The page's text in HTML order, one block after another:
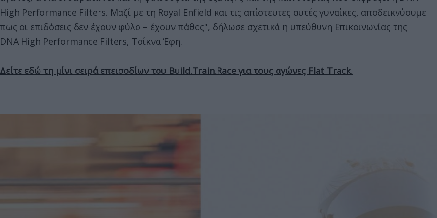
High Performance Filters. Μαζί με τη Royal Enfield και τις απίστευτες αυτές γυναίκες, αποδεικνύουμε
πως οι επιδόσεις δεν έχουν φύλο – έχουν πάθος", δήλωσε σχετικά η υπεύθυνη Επικοινωνίας της
DNA High Performance Filters, Τσίκνα Έφη.
Δείτε εδώ τη μίνι σειρά επεισοδίων του Build.Train.Race για τους αγώνες Flat Track.